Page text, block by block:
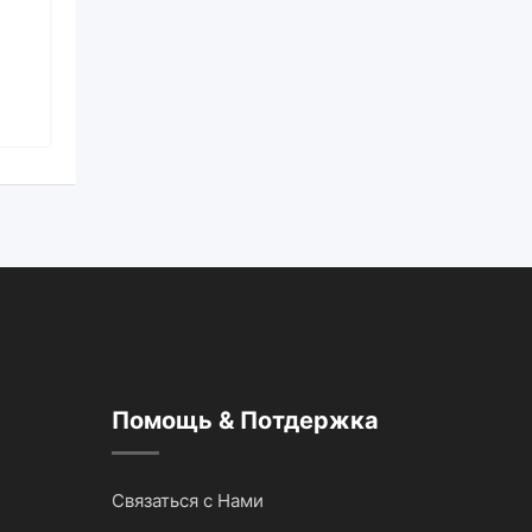
Помощь & Потдержка
Связаться с Нами